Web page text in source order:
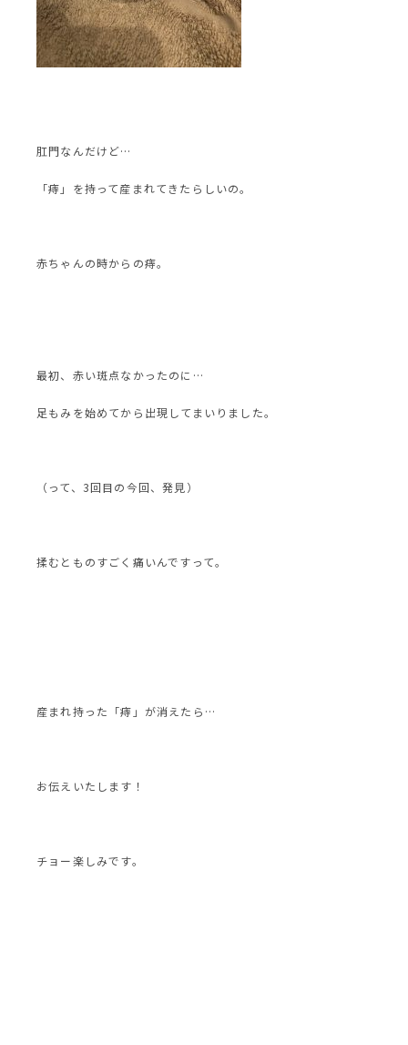
肛門なんだけど…
「痔」を持って産まれてきたらしいの。
赤ちゃんの時からの痔。
最初、赤い斑点なかったのに…
足もみを始めてから出現してまいりました。
（って、3回目の今回、発見）
揉むとものすごく痛いんですって。
産まれ持った「痔」が消えたら…
お伝えいたします！
チョー楽しみです。